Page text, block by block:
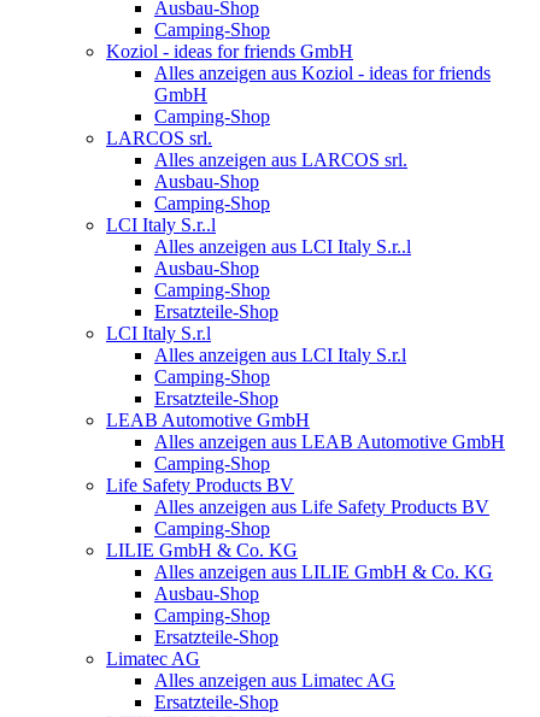
Ausbau-Shop
Camping-Shop
Koziol - ideas for friends GmbH
Alles anzeigen aus Koziol - ideas for friends
GmbH
Camping-Shop
LARCOS srl.
Alles anzeigen aus LARCOS srl.
Ausbau-Shop
Camping-Shop
LCI Italy S.r..l
Alles anzeigen aus LCI Italy S.r..l
Ausbau-Shop
Camping-Shop
Ersatzteile-Shop
LCI Italy S.r.l
Alles anzeigen aus LCI Italy S.r.l
Camping-Shop
Ersatzteile-Shop
LEAB Automotive GmbH
Alles anzeigen aus LEAB Automotive GmbH
Camping-Shop
Life Safety Products BV
Alles anzeigen aus Life Safety Products BV
Camping-Shop
LILIE GmbH & Co. KG
Alles anzeigen aus LILIE GmbH & Co. KG
Ausbau-Shop
Camping-Shop
Ersatzteile-Shop
Limatec AG
Alles anzeigen aus Limatec AG
Ersatzteile-Shop